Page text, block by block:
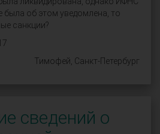
была об этом уведомлена, то
санкции?
Тимофей, Санкт-Петербург
сведений о